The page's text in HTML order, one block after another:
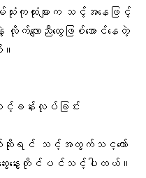
သုံးကုထုံးများက သင့်အနေဖြင့်
က်လျောညီထွေဖြစ်အောင်နေတဲ့
။
င့်ခန်းလုပ်ခြင်း
ဆိုရင် သင့်အတွက်သင့တော်
းနွေးတိုင်ပင်သင့်ပါတယ်။